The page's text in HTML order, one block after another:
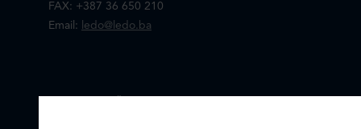
FAX: +387 36 650 210
Email:
ledo@ledo.ba